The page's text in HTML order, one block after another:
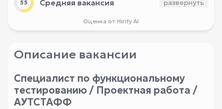
55 Средняя вакансия развернуть
Оценка от Hirify AI
Описание вакансии
Специалист по функциональному
тестированию / Проектная работа /
АУТСТАФФ